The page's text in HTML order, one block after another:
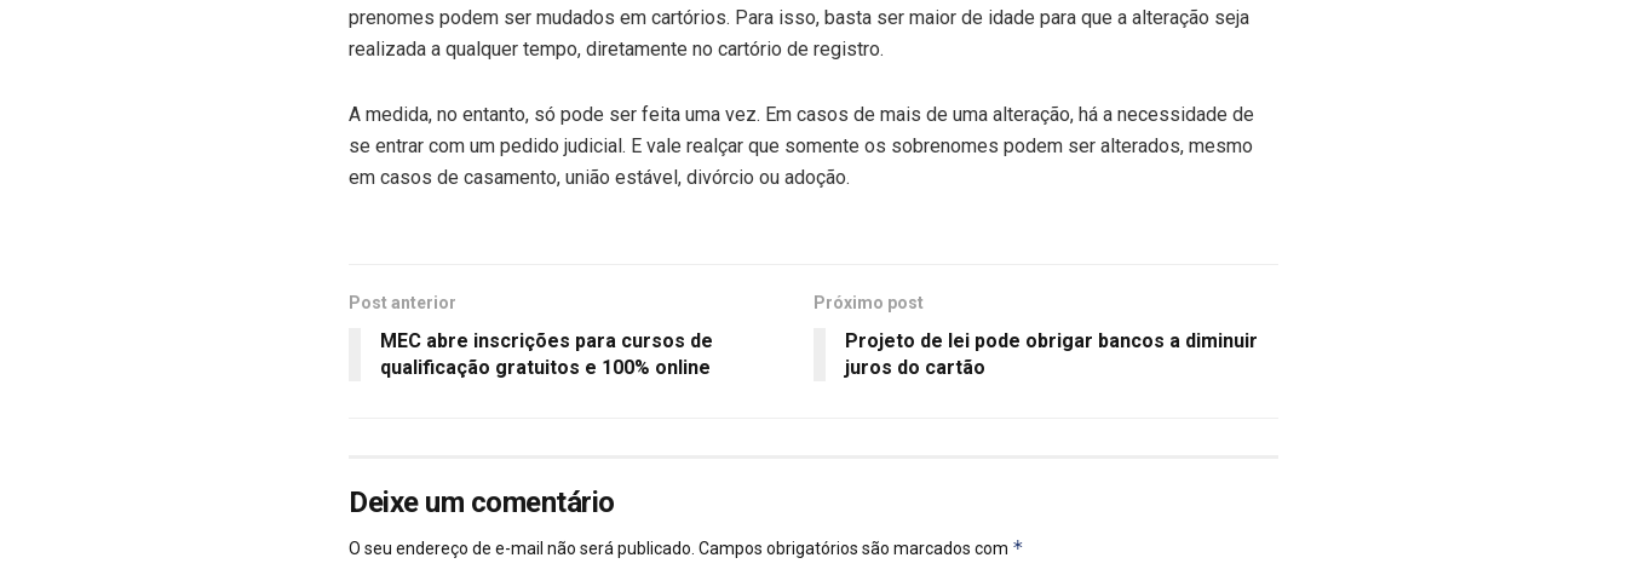
prenomes podem ser mudados em cartórios. Para isso, basta ser maior de idade para que a alteração seja
realizada a qualquer tempo, diretamente no cartório de registro.
A medida, no entanto, só pode ser feita uma vez. Em casos de mais de uma alteração, há a necessidade de
se entrar com um pedido judicial. E vale realçar que somente os sobrenomes podem ser alterados, mesmo
em casos de casamento, união estável, divórcio ou adoção.
Post anterior
MEC abre inscrições para cursos de
qualificação gratuitos e 100% online
Próximo post
Projeto de lei pode obrigar bancos a diminuir
juros do cartão
Deixe um comentário
O seu endereço de e-mail não será publicado. Campos obrigatórios são marcados com *